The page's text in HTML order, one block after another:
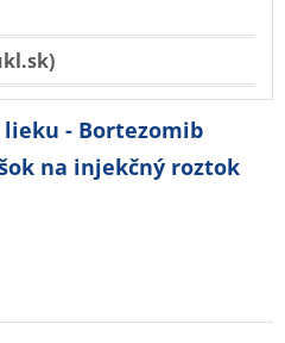
- Bortezomib
na injekčný roztok